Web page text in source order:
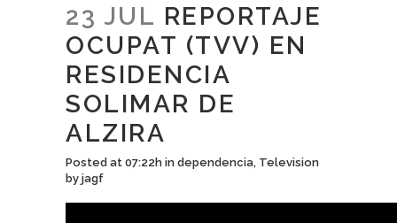
23 JUL REPORTAJE
OCUPAT (TVV) EN
RESIDENCIA
SOLIMAR DE
ALZIRA
Posted at 07:22h in dependencia, Television
by jagf